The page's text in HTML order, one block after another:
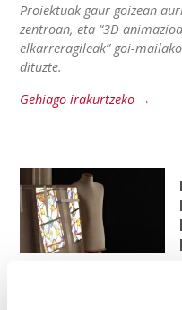
Proiektuak gaur goizean
zentroan, eta “3D
elkarreragileak” goi-
dituzte.
Gehiago irakurtzeko →